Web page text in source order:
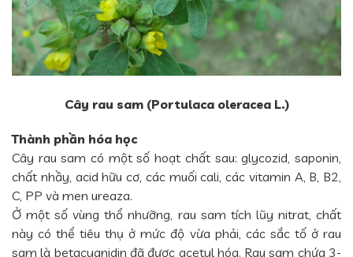
Cây rau sam (Portulaca oleracea L.)
Thành phần hóa học
Cây rau sam có một số hoạt chất sau: glycozid, saponin,
chất nhầy, acid hữu cơ, các muối cali, các vitamin A, B, B2,
C, PP và men ureaza.
Ở một số vùng thổ nhưỡng, rau sam tích lũy nitrat, chất
này có thể tiêu thụ ở mức độ vừa phải, các sắc tố ở rau
sam là betacyanidin đã được acetyl hóa. Rau sam chứa 3-